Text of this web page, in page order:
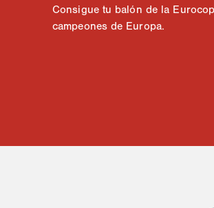
Consigue tu balón de la
campeones de Europa.